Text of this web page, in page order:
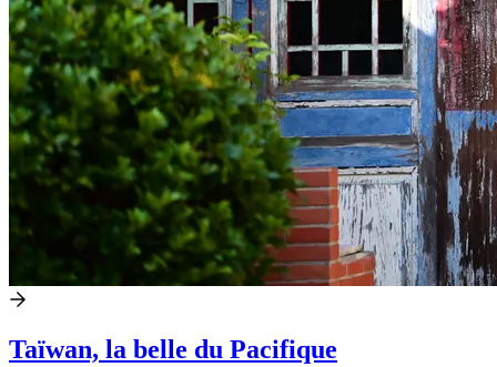
Taïwan, la belle du Pacifique